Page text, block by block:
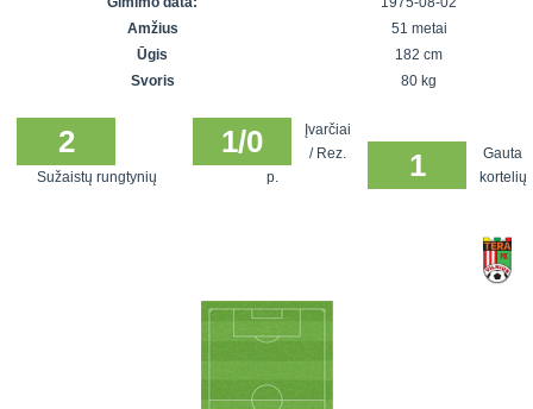
SFL rudens
Snaigės taurė
čempionatas
Vilnius
Amžius
51 metai
Ūgis
182 cm
Svoris
80 kg
2
Sužaistų rungtynių
1/0
Įvarčiai
/ Rez.
p.
1
Gauta
kortelių